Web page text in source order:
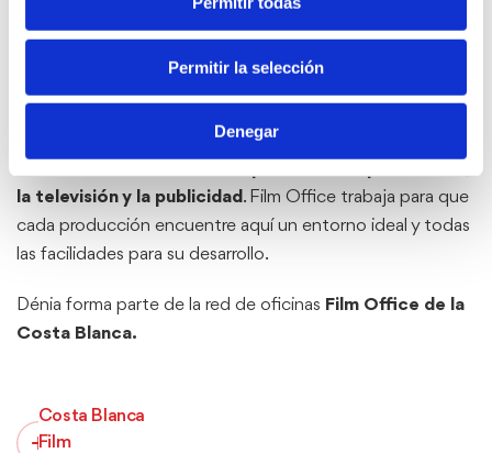
Permitir la selección
Denegar
Un plató natural abierto al
mundo
Gracias a su diversidad de paisajes y a la hospitalidad local,
la televisión y la publicidad . Film Office trabaja para que
cada producción encuentre aquí un entorno ideal y todas
las facilidades para su desarrollo.
Dénia forma parte de la red de oficinas Film Office de la
Costa Blanca.
Costa Blanca
Film